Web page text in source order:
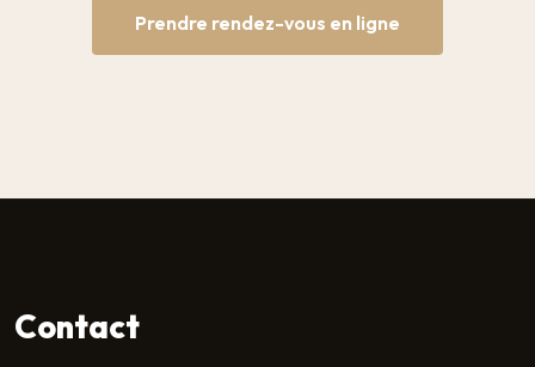
Prendre rendez-vous en ligne
Contact